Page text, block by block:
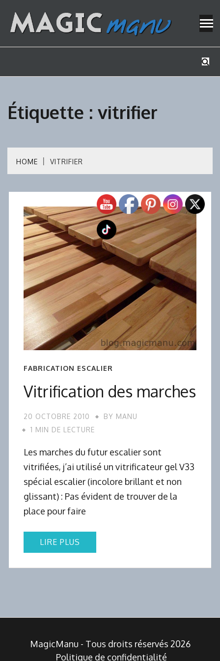
content
Étiquette : vitrifier
HOME VITRIFIER
FABRICATION ESCALIER
Vitrification des marches
20 OCTOBRE 2010 BY MANU
1 MIN DE LECTURE
Les marches du futur escalier sont
vitrifiées, j’ai utilisé un vitrificateur gel V33
spécial escalier (incolore brillant et non
glissant) : Pas évident de trouver de la
place pour faire
LIRE PLUS
MagicManu - Tous droits réservés 2026
Politique de confidentialité